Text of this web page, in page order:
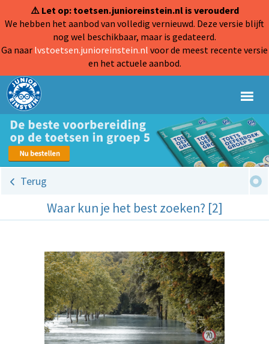
⚠️ Let op: toetsen.junioreinstein.nl is verouderd
We hebben het aanbod van volledig vernieuwd. Deze versie blijft
nog wel beschikbaar, maar is gedateerd.
Ga naar lvstoetsen.junioreinstein.nl voor de meest recente versie
en het actuele aanbod.
Terug
Waar kun je het best zoeken? [2]